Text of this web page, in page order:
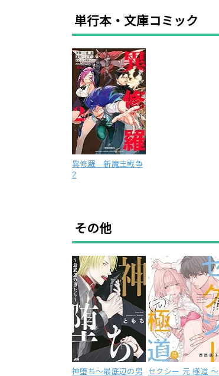
単行本・文庫コミック
異修羅 新魔王戦争
2
その他
神堕ち～最底辺の男 セクシー 元 極道 ～